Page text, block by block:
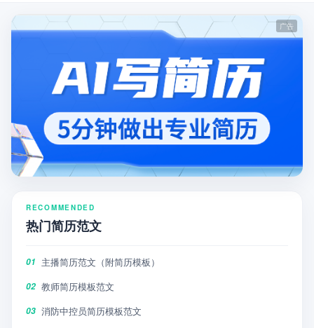
RECOMMENDED
热门简历范文
01 主播简历范文（附简历模板）
02 教师简历模板范文
03 消防中控员简历模板范文